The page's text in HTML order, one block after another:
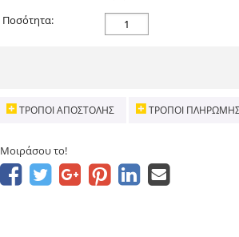
Ποσότητα:
ΤΡΌΠΟΙ ΑΠΟΣΤΟΛΉΣ ΤΡΌΠΟΙ
Μοιράσου το!